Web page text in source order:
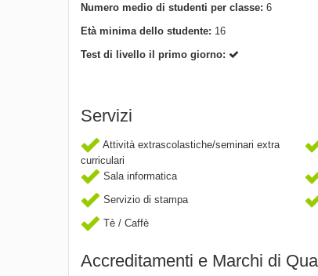
Numero medio di studenti per classe: 6
Età minima dello studente: 16
Test di livello il primo giorno:
Servizi
Attività extrascolastiche/seminari extra
curriculari
Sala informatica
Servizio di stampa
Tè / Caffè
Accreditamenti e Marchi di